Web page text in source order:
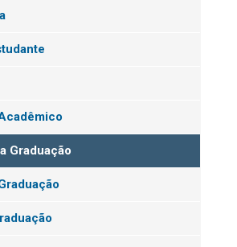
Graduação